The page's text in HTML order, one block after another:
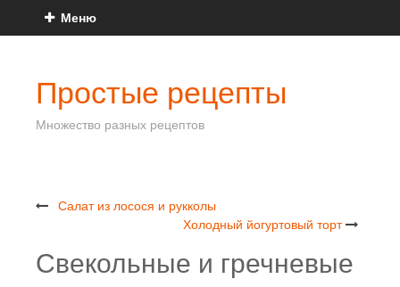
Меню
Простые рецепты
Множество разных рецептов
Салат из лосося и рукколы
Холодный йогуртовый торт
Свекольные и гречневые